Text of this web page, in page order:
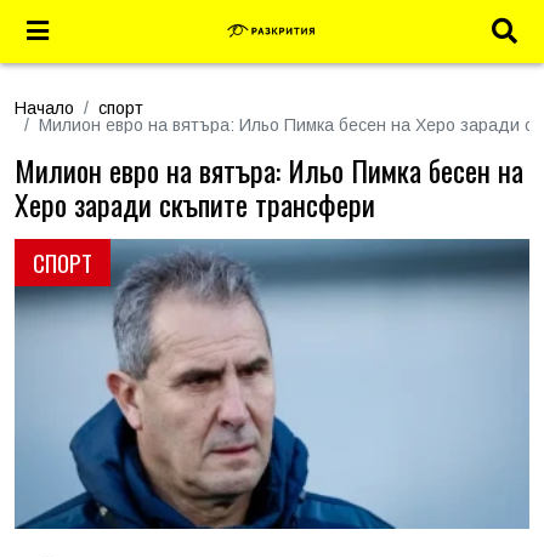
Начало
спорт
Милион евро на вятъра: Ильо Пимка бесен на Херо заради
СПОРТ
Милион евро на вятъра: Ильо Пимка бесен на
Херо заради скъпите трансфери